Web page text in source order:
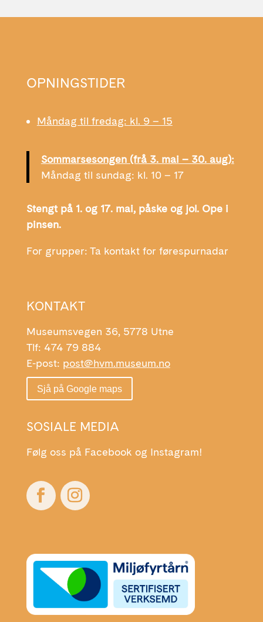
OPNINGSTIDER
Måndag til fredag: kl. 9 – 15
Sommarsesongen (frå 3. mai – 30. aug):
Måndag til sundag: kl. 10 – 17
Stengt på 1. og 17. mai, påske og jol. Ope i
pinsen.
For grupper: Ta kontakt for førespurnadar
KONTAKT
Museumsvegen 36, 5778 Utne
Tlf: 474 79 884
E-post: post@hvm.museum.no
Sjå på Google maps
SOSIALE MEDIA
Følg oss på Facebook og Instagram!